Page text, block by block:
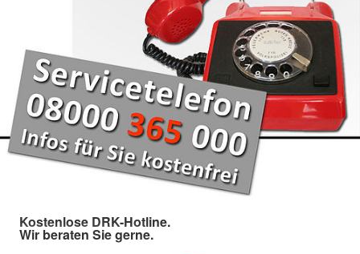
Kostenlose DRK-Hotline.
Wir beraten Sie gerne.